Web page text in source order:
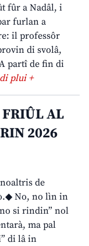
fûr a Nadâl, i
furlan a
il professôr
di svolâ,
partî de fin di
plui +
FRIÛL AL
2026
de
No, no lìn in
si rindin” nol
ma pal
di lâ in